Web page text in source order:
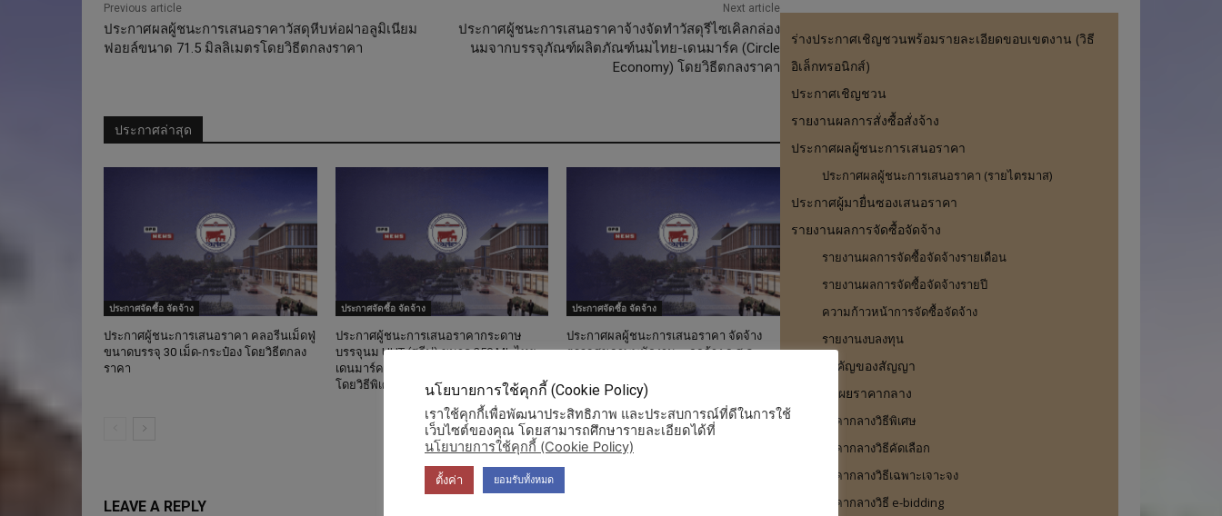
ค
Previous article
ประกาศผลผู้ชนะการเสนอราคาวัสดุหีบห่อฝาอลูมิเนียม
ฟอยล์ขนาด 71.5 มิลลิเมตรโดยวิธีตกลงราคา
Next article
ประกาศผู้ชนะการเสนอราคาจ้างจัดทำวัสดุรีไซเคิลกล่อง
นมจากบรรจุภัณฑ์ผลิตภัณฑ์นมไทย-เดนมาร์ค (Circle
Economy) โดยวิธีตกลงราคา
ประกาศล่าสุด
ประกาศจัดซื้อ จัดจ้าง
ประกาศผู้ชนะการเสนอราคา คลอรีนเม็ดฟู่
ขนาดบรรจุ 30 เม็ด-กระป๋อง โดยวิธีตกลง
ราคา
ประกาศจัดซื้อ จัดจ้าง
ประกาศผู้ชนะการเสนอราคากระดาษ
บรรจุนม UHT (สลีฟ) ขนาด 250 ML ไทย-
เดนมาร์ค นิวทริแคล จำนวน 720,000 แพ็ค
โดยวิธีพิเศษ สำนักงาน อ.ส.ค.ภาคใต้
ประกาศจัดซื้อ จัดจ้าง
ประกาศผลผู้ชนะการเสนอราคา จัดจ้าง
ตรวจสุขภาพพนักงาน – ลูกจ้าง อ.ส.ค.
โดยวิธีเฉพาะเจาะจง
LEAVE A REPLY
ร่างประกาศเชิญชวนพร้อมรายละเอียดขอบเขตงาน (วิธี
อิเล็กทรอนิกส์)
ประกาศเชิญชวน
รายงานผลการสั่งซื้อสั่งจ้าง
ประกาศผลผู้ชนะการเสนอราคา
ประกาศผลผู้ชนะการเสนอราคา (รายไตรมาส)
ประกาศผู้มายื่นซองเสนอราคา
รายงานผลการจัดซื้อจัดจ้าง
รายงานผลการจัดซื้อจัดจ้างรายเดือน
รายงานผลการจัดซื้อจัดจ้างรายปี
ความก้าวหน้าการจัดซื้อจัดจ้าง
รายงานงบลงทุน
สาระสำคัญของสัญญา
การเปิดเผยราคากลาง
ราคากลางวิธีพิเศษ
ราคากลางวิธีคัดเลือก
ราคากลางวิธีเฉพาะเจาะจง
ราคากลางวิธี e-bidding
นโยบายการใช้คุกกี้ (Cookie Policy)
เราใช้คุกกี้เพื่อพัฒนาประสิทธิภาพ และประสบการณ์ที่ดีในการใช้
เว็บไซต์ของคุณ โดยสามารถศึกษารายละเอียดได้ที่
นโยบายการใช้คุกกี้ (Cookie Policy)
ตั้งค่า ยอมรับทั้งหมด